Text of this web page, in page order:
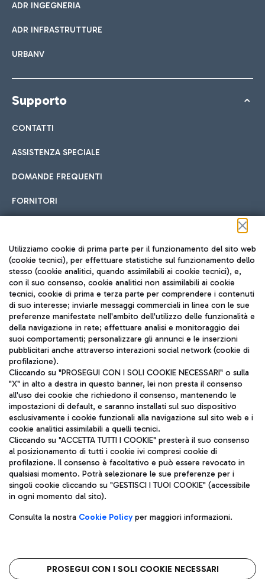
ADR INGEGNERIA
ADR INFRASTRUTTURE
URBANV
Supporto
CONTATTI
ASSISTENZA SPECIALE
DOMANDE FREQUENTI
FORNITORI
Seguici sui social
TRAVEL JOURNAL
ITA
Aeroporti di Roma S.p.A. - Società soggetta a direzione e
coordinamento di Mundys S.p.A.
Codice fiscale e Registro delle Imprese di Roma 13032990155 P.
IVA 06572251004
Capitale sociale 62.224.743,00 int. vers.
Sede legale: Via Pier Paolo Racchetti 1 - 00054 Fiumicino (RM)
telefono +39 06 65951
Privacy policy
Note legali
Roma FCO
L'aeroporto stellato
Utilizziamo cookie di prima parte per il funzionamento del sito web
(cookie tecnici), per effettuare statistiche sul funzionamento dello
stesso (cookie analitici, quando assimilabili ai cookie tecnici), e,
con il suo consenso, cookie analitici non assimilabili ai cookie
tecnici, cookie di prima e terza parte per comprendere i contenuti
di suo interesse; inviarle messaggi commerciali in linea con le sue
preferenze manifestate nell'ambito dell'utilizzo delle funzionalità e
della navigazione in rete; effettuare analisi e monitoraggio dei
suoi comportamenti; personalizzare gli annunci e le inserzioni
pubblicitari anche attraverso interazioni social network (cookie di
profilazione).
Cliccando su "PROSEGUI CON I SOLI COOKIE NECESSARI" o sulla
"X" in alto a destra in questo banner, lei non presta il consenso
all'uso dei cookie che richiedono il consenso, mantenendo le
impostazioni di default, e saranno installati sul suo dispositivo
esclusivamente i cookie funzionali alla navigazione sul sito web e i
cookie analitici assimilabili a quelli tecnici.
Cliccando su "ACCETTA TUTTI I COOKIE" presterà il suo consenso
al posizionamento di tutti i cookie ivi compresi cookie di
profilazione. Il consenso è facoltativo e può essere revocato in
qualsiasi momento. Potrà selezionare le sue preferenze per i
singoli cookie cliccando su "GESTISCI I TUOI COOKIE" (accessibile
in ogni momento dal sito).
Consulta la nostra Cookie Policyper maggiori informazioni.
PROSEGUI CON I SOLI COOKIE NECESSARI